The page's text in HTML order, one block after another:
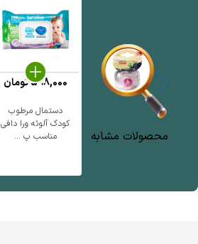
محصولات مشابه
دستمال مرطوب
کودک آلوئه ورا دافی
مناسب پ ...
598,000تومان